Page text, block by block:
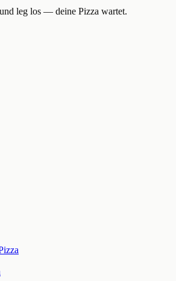
leg los — deine Pizza wartet.